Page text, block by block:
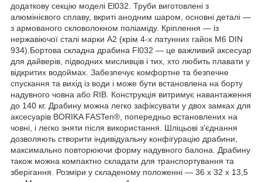
додаткову секцію моделі El032. Труби виготовлені з
алюмінієвого сплаву, вкриті анодним шаром, основні деталі —
з армованого скловолокном поліаміду. Кріплення — із
нержавіючої сталі марки А2 (крім 4-х латунних гайок M6 DIN
934).Бортова складна драбина Fl032 — це важливий аксесуар
для дайверів, підводних мисливців і тих, хто любить плавати у
відкритих водоймах. Забезпечує комфортне та безпечне
спускання та вихід із води і може бути встановлена на борту
надувного човна або RIB. Конструкція витримує навантаження
до 140 кг. Драбину можна легко зафіксувати у двох замках для
аксесуарів BORIKA FASTen®, попередньо встановлених на
човні, і легко зняти після використання. Шліцьові з'єднання
дозволяють створити індивідуальну конфігурацію драбини,
максимально повторюючи форму надувного балона. Драбину
також можна компактно складати для транспортування та
зберігання. Розміри у складеному положенні — 36 х 32 х 13,5